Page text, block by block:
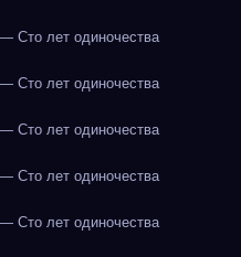
Сто лет одиночества
Сто лет одиночества
Сто лет одиночества
Сто лет одиночества
Сто лет одиночества